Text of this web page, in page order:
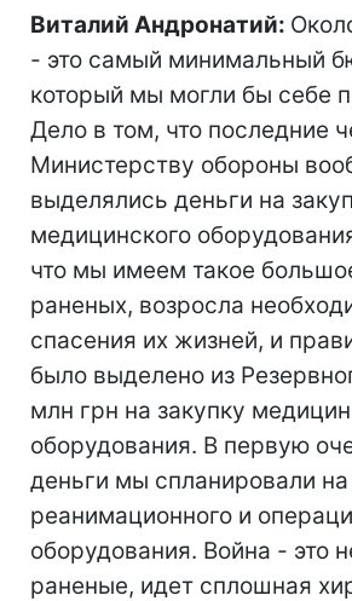
Виталий Андронатий:
- это самый минимальный
который мы могли бы себе
Дело в том, что последние
Министерству обороны
выделялись деньги на
медицинского
что мы имеем такое
раненых, возросла
спасения их жизней, и
было выделено из
млн грн на закупку
оборудования. В первую
деньги мы спланировали на
реанимационного и
оборудования. Война - это
раненые, идет сплошная